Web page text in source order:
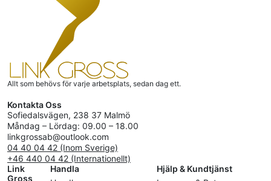
Allt som behövs för varje arbetsplats, sedan dag ett.
Kontakta Oss
Sofiedalsvägen, 238 37 Malmö
Måndag – Lördag: 09.00 – 18.00
linkgrossab@outlook.com
04 40 04 42 (Inom Sverige)
+46 440 04 42 (Internationellt)
Link
Gross
Handla
Hjälp & Kundtjänst